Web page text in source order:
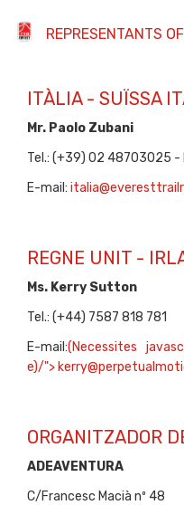
REPRESENTANTS
ITÀLIA - SUÏSSA
Mr. Paolo Zubani
Tel.: (+39) 02 48703025
E-mail:
REGNE UNIT -
Ms. Kerry Sutton
Tel.: (+44) 7587 818 781
E-mail:(Necessites
e)/">
ORGANITZADOR
ADEAVENTURA
C/Francesc Macià nº 48